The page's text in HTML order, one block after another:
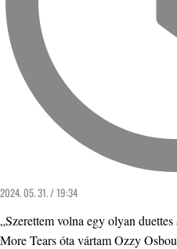
2024. 05. 31. / 19:34
„Szerettem volna egy olyan
More Tears óta vártam Ozzy